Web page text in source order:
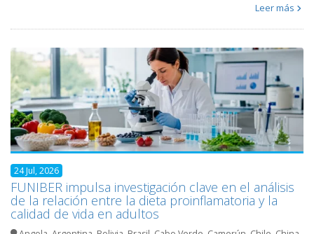
Leer más
24 Jul, 2026
FUNIBER impulsa investigación clave en el análisis
de la relación entre la dieta proinflamatoria y la
calidad de vida en adultos